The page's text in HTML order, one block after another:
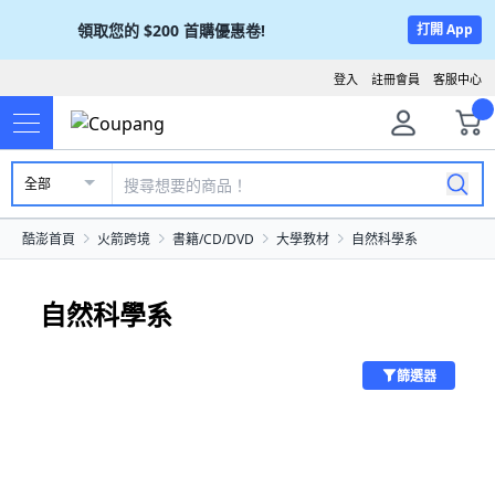
領取您的 $200 首購優惠卷! 打開 App
客服中心
註冊會員
登入
全部
酷澎首頁 火箭跨境 書籍/CD/DVD 大學教材 自然科學系
自然科學系
篩選器